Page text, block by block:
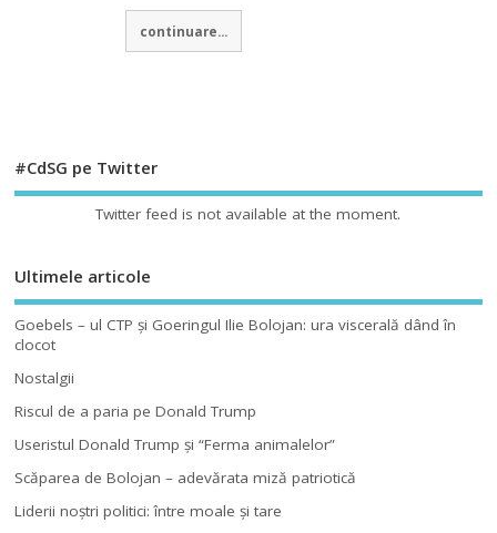
continuare...
#CdSG pe Twitter
Twitter feed is not available at the moment.
Ultimele articole
Goebels – ul CTP şi Goeringul Ilie Bolojan: ura viscerală dând în
clocot
Nostalgii
Riscul de a paria pe Donald Trump
Useristul Donald Trump şi “Ferma animalelor”
Scăparea de Bolojan – adevărata miză patriotică
Liderii noştri politici: între moale şi tare